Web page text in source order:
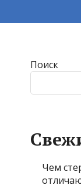
Поиск
Чем